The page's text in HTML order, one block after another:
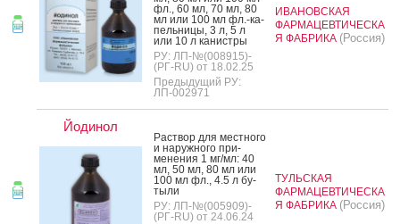
фл., 60 мл, 70 мл, 80
мл или 100 мл фл.-ка­
пель­ни­цы, 3 л, 5 л
или 10 л ка­нис­тры
РУ: ЛП-№(008915)-
(РГ-RU) от 18.02.25
Предыдущий РУ:
ЛП-002971
ИВАНОВСКАЯ
ФАРМАЦЕВТИЧЕСКА
Я ФАБРИКА (Россия)
Йодинол
Рас­твор для мес­тно­го
и на­руж­но­го при­
мене­ния 1 мг/мл: 40
мл, 50 мл, 80 мл или
100 мл фл., 4.5 л бу­
тыли
РУ: ЛП-№(005909)-
(РГ-RU) от 24.06.24
ТУЛЬСКАЯ
ФАРМАЦЕВТИЧЕСКА
Я ФАБРИКА (Россия)